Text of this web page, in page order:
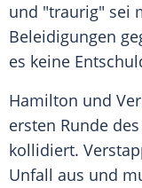
und "traurig" sei
Beleidigungen
es keine
Hamilton und
ersten Runde
kollidiert.
Unfall aus und